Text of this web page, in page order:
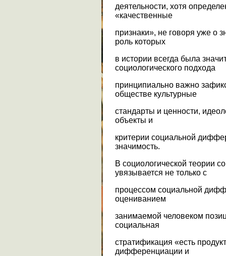
деятельности, хотя
«качественные
признаки», не говоря уже о
роль которых
в истории всегда была
социологического подхода
принципиально важно
обществе культурные
стандарты и ценности,
объекты и
критерии социальной
значимость.
В социологической теории
увязывается не только с
процессом социальной
оцениванием
занимаемой человеком
социальная
стратификация «есть
дифференциации и